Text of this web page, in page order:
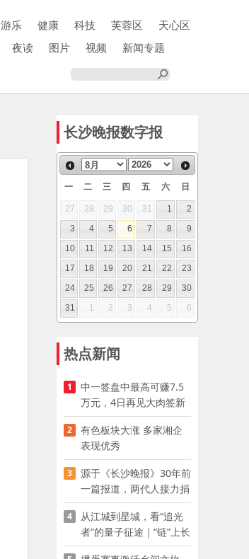
游乐 健康 科技 芙蓉区
天心区
夜读 图片 视频
新闻专题
长沙晚报数字报
一 二 三 四 五 六 日
27 28 29 30 31 1
2
3
4 5 6 7 8
9
10
11 12 13 14 15
16
17
18 19 20 21 22
23
24
25 26 27 28 29
30
31
1 2 3 4 5 6
热点新闻
1
中一签盘中最高可赚7.5
万元，4日再见大肉签新
股
2
有色板块大涨 多家湘企
表现优秀
3
源于《长沙晚报》30年前
一篇报道，两代人接力捐
资助学
4
从江城到星城，看“追光
者”的量子征途｜“链”上长
沙 “才”够硬核